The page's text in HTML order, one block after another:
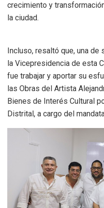
crecimiento y
la ciudad.
Incluso, resaltó que, una
la Vicepresidencia de esta
fue trabajar y aportar su
las Obras del Artista
Bienes de Interés Cultural
Distrital, a cargo del